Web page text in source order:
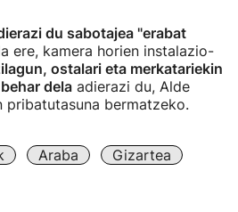
du sabotajea "erabat
ere, kamera horien instalazio-
ostalari eta merkatariekin
dela adierazi du, Alde
pribatutasuna bermatzeko.
Araba Gizartea